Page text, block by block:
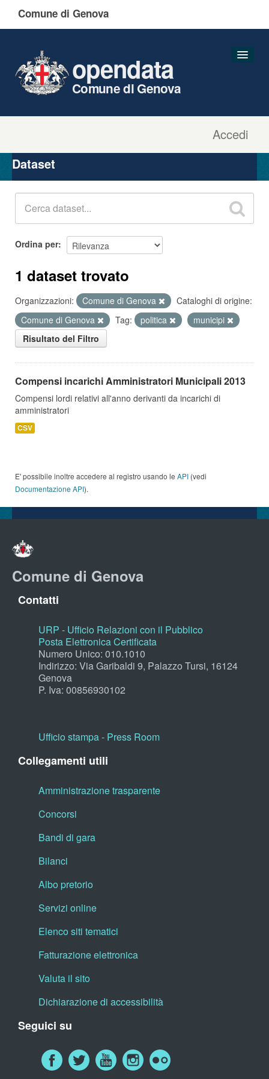
Comune di Genova
Accedi
opendata
Comune di Genova
Organizzazioni
Gruppi
Dataset
Ordina per
1 dataset trovato
Organizzazioni: Comune di Genova
Cataloghi di origine:
Comune di Genova
Tag: politica
municipi
Risultato del Filtro
Compensi incarichi Amministratori Municipali 2013
Compensi lordi relativi all'anno derivanti da incarichi di
amministratori
CSV
E' possibile inoltre accedere al registro usando le API (vedi
Documentazione API).
Comune di Genova
Contatti
URP - Ufficio Relazioni con il Pubblico
Posta Elettronica Certificata
Numero Unico: 010.1010
Indirizzo: Via Garibaldi 9, Palazzo Tursi, 16124
Genova
P. Iva: 00856930102
Ufficio stampa - Press Room
Collegamenti utili
Amministrazione trasparente
Concorsi
Bandi di gara
Bilanci
Albo pretorio
Servizi online
Elenco siti tematici
Fatturazione elettronica
Valuta il sito
Dichiarazione di accessibilità
Seguici su